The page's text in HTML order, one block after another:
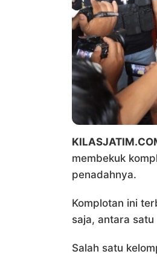
membekuk
penadahnya.
Komplotan ini
saja, antara
Salah satu